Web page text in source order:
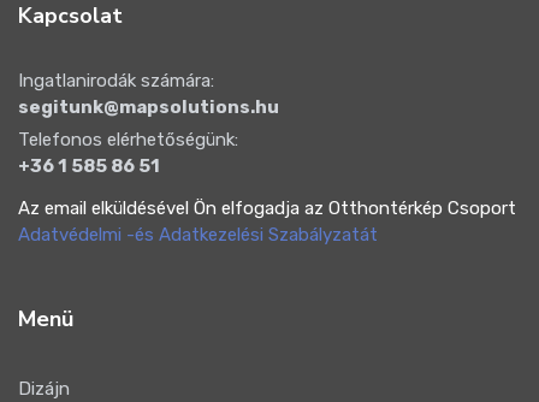
Kapcsolat
Ingatlanirodák számára:
segitunk@mapsolutions.hu
Telefonos elérhetőségünk:
+36 1 585 86 51
Az email elküldésével Ön elfogadja az Otthontérkép Csoport
Adatvédelmi -és Adatkezelési Szabályzatát
Menü
Dizájn